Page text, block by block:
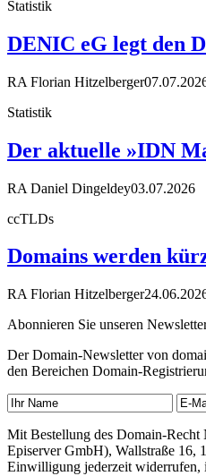
Statistik
DENIC eG legt den
RA Florian Hitzelberger
Statistik
Der aktuelle »IDN
RA Daniel Dingeldey03.07.2026
ccTLDs
Domains werden
RA Florian Hitzelberger
Abonnieren Sie unseren
Der Domain-Newsletter von
den Bereichen Domain-
Mit Bestellung des Domain-
Episerver GmbH), Wallstraße 16,
Einwilligung jederzeit widerrufen,